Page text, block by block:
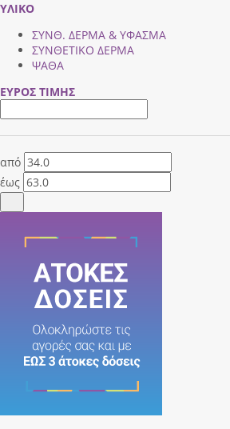
ΥΛΙΚΟ
ΣΥΝΘ. ΔΕΡΜΑ & ΥΦΑΣΜΑ
ΣΥΝΘΕΤΙΚΟ ΔΕΡΜΑ
ΨΑΘΑ
ΕΥΡΟΣ ΤΙΜΗΣ
από
έως